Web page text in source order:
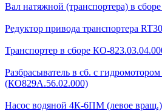
Вал натяжной (транспортера) в
Редуктор привода транспортера
Транспортер в сборе КО-
Разбрасыватель в сб. с
(КО829А.56.02.000)
Насос водяной 4К-6ПМ (левое вращ.)